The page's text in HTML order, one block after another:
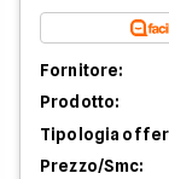
Fornitore:
Prodotto:
Tipologia
Prezzo/Smc: